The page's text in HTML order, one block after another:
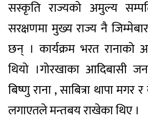
सस्कृति राज्यको अमुल्य
सरक्षणमा मुख्य राज्य नै जिम्मेबार
छन् । कार्यक्रम भरत रानाको
थियो ।गोरखाका आदिबासी
बिष्णुराना,साबित्रा थापामगरर
लगाएतलेमन्तबयराखेकाथिए ।